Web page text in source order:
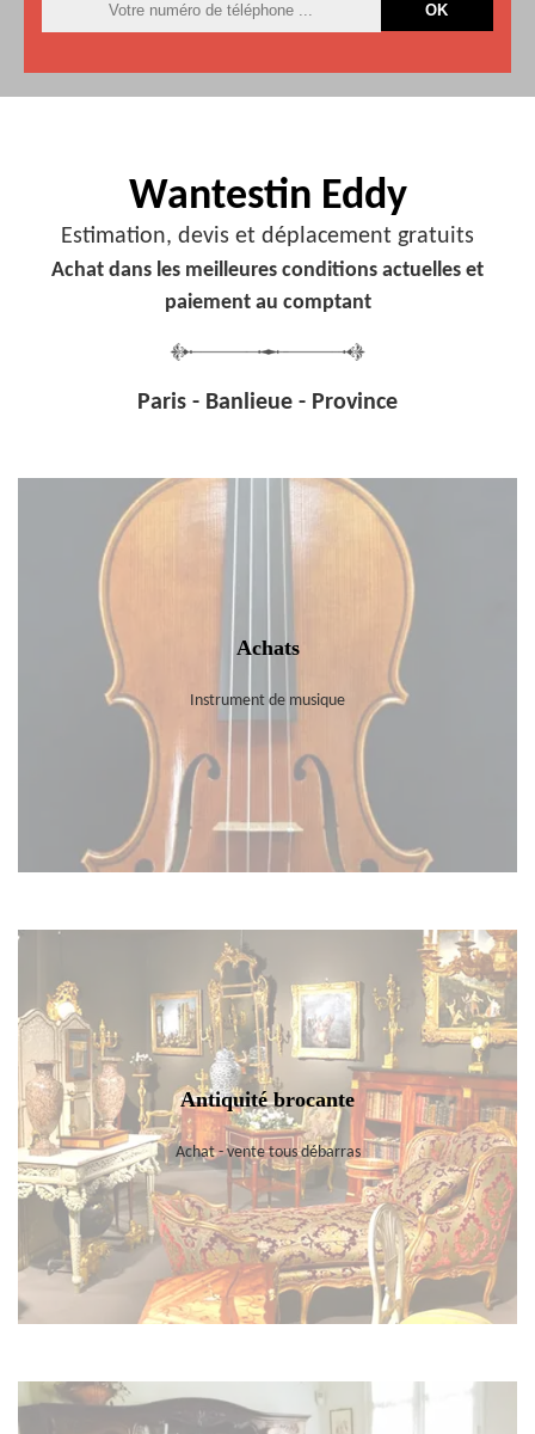
Wantestin Eddy
Estimation, devis et déplacement gratuits
Achat dans les meilleures conditions actuelles et
paiement au comptant
Paris - Banlieue - Province
Achats
Instrument de musique
Antiquité brocante
Achat - vente tous débarras